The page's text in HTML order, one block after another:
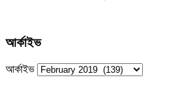
আর্কাইভ
আর্কাইভ